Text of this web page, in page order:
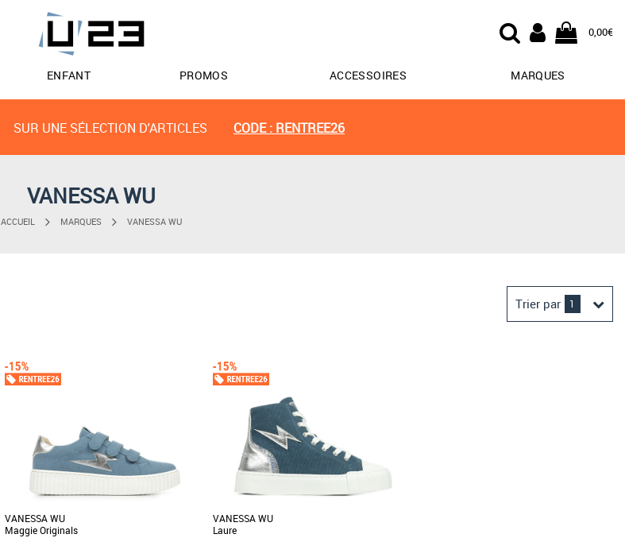
0,00€
ENFANT PROMOS ACCESSOIRES MARQUES
SUR UNE SÉLECTION D'ARTICLES CODE : RENTREE26
VANESSA WU
ACCUEIL MARQUES VANESSA WU
Trier par 1
VANESSA WU
Maggie Originals
VANESSA WU
Laure